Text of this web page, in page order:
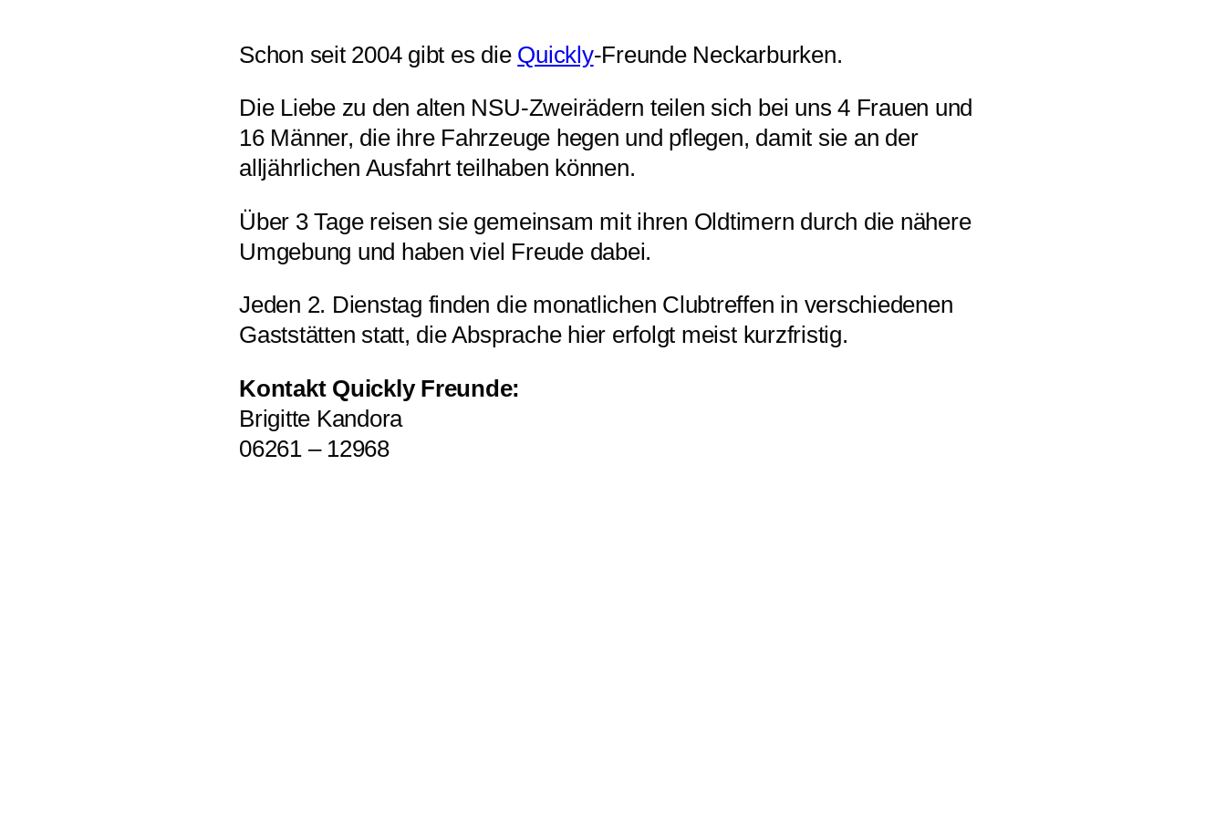
Schon seit 2004 gibt es die Quickly-Freunde Neckarburken.
Die Liebe zu den alten NSU-Zweirädern teilen sich bei uns 4 Frauen und
16 Männer, die ihre Fahrzeuge hegen und pflegen, damit sie an der
alljährlichen Ausfahrt teilhaben können.
Über 3 Tage reisen sie gemeinsam mit ihren Oldtimern durch die nähere
Umgebung und haben viel Freude dabei.
Jeden 2. Dienstag finden die monatlichen Clubtreffen in verschiedenen
Gaststätten statt, die Absprache hier erfolgt meist kurzfristig.
Kontakt Quickly Freunde:
Brigitte Kandora
06261 – 12968